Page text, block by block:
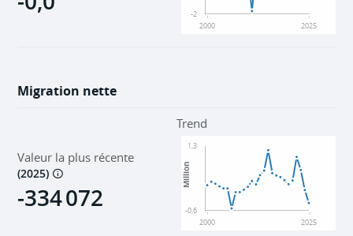
2000 2025
-2
Migration nette
Valeur la plus récente
(2025)
-334 072
Trend
2000 2025
Million
-0,6
1,3